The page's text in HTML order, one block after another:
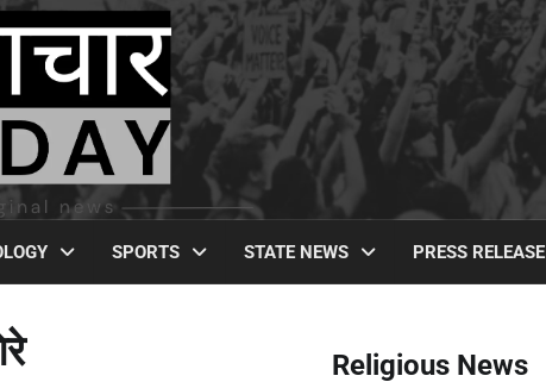
SPORTS STATE NEWS PRESS RELEASE
Religious News